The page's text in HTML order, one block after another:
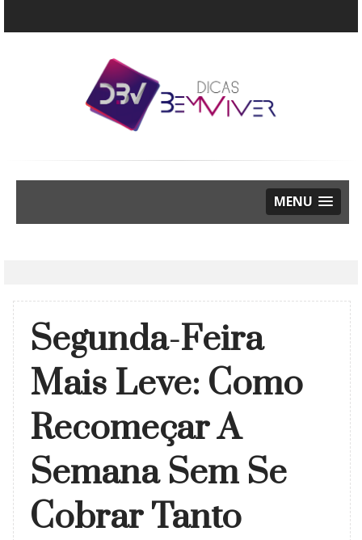
MENU
Segunda-Feira
Mais Leve: Como
Recomeçar A
Semana Sem Se
Cobrar Tanto